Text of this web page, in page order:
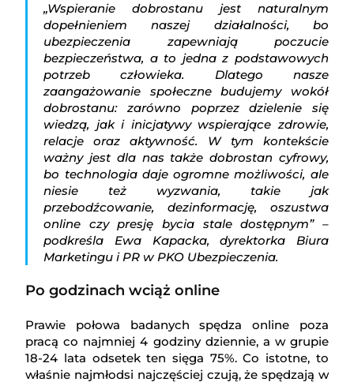
„Wspieranie dobrostanu jest naturalnym
dopełnieniem naszej działalności, bo
ubezpieczenia zapewniają poczucie
bezpieczeństwa, a to jedna z podstawowych
potrzeb człowieka. Dlatego nasze
zaangażowanie społeczne budujemy wokół
dobrostanu: zarówno poprzez dzielenie się
wiedzą, jak i inicjatywy wspierające zdrowie,
relacje oraz aktywność. W tym kontekście
ważny jest dla nas także dobrostan cyfrowy,
bo technologia daje ogromne możliwości, ale
niesie też wyzwania, takie jak
przebodźcowanie, dezinformację, oszustwa
online czy presję bycia stale dostępnym” –
podkreśla Ewa Kapacka, dyrektorka Biura
Marketingu i PR w PKO Ubezpieczenia.
Po godzinach wciąż online
Prawie połowa badanych spędza online poza
pracą co najmniej 4 godziny dziennie, a w grupie
18-24 lata odsetek ten sięga 75%. Co istotne, to
właśnie najmłodsi najczęściej czują, że spędzają w